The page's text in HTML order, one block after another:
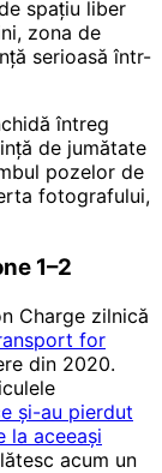
spațiu liber
zona de
serioasă într-
întreg
de jumătate
pozelor de
fotografului,
1–2
Charge zilnică
for
din 2020.
și-au pierdut
la aceeași
acum un